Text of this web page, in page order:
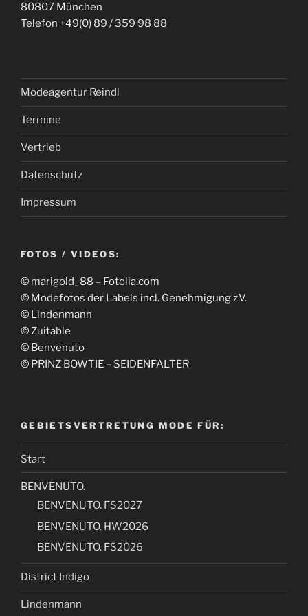
80807 München
Telefon +49(0) 89 / 359 98 88
Modeagentur Reindl
Termine
Vertrieb
Datenschutz
Impressum
FOTOS / VIDEOS:
© marigold_88 – Fotolia.com
© Modefotos der Labels incl. Genehmigung z.V.
© Lindenmann
© Zuitable
© Benvenuto
© PRINZ BOWTIE – SEIDENFALTER
GEBIETSVERTRETUNG MODE FÜR:
Start
BENVENUTO.
BENVENUTO. FS2027
BENVENUTO. HW2026
BENVENUTO. FS2026
District Indigo
Lindenmann